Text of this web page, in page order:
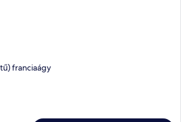
franciaágy